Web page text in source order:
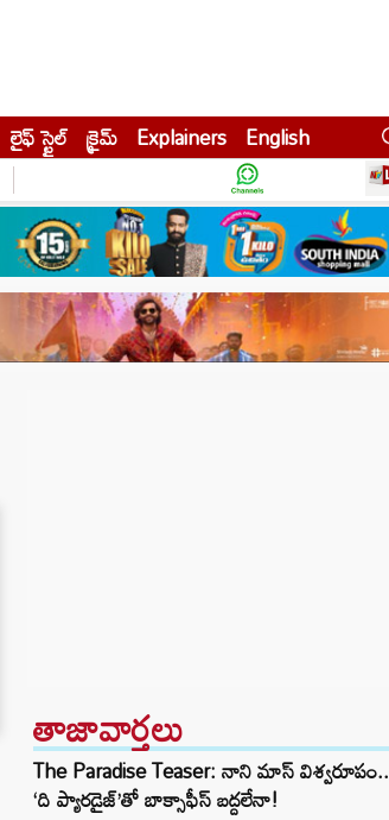
లైఫ్ స్టైల్ క్రైమ్ Explainers English
తాజావార్తలు
The Paradise Teaser: నాని మాస్ విశ్వరూపం..
‘ది ప్యారడైజ్’తో బాక్సాఫీస్ బద్దలేనా!